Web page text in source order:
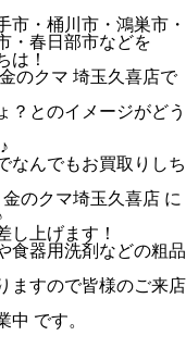
市・桶川市・鴻巣市・
・春日部市などを
は！
のクマ 埼玉久喜店で
？とのイメージがどう
なんでもお買取りしち
のクマ埼玉久喜店 に
し上げます！
食器用洗剤などの粗品
ますので皆様のご来店
です。